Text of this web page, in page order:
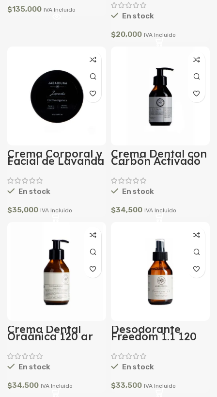
$135,000 IVA Incluido
En stock
$20,000 IVA Incluido
Crema Corporal y
Facial de Lavanda
30 gr
En stock
$35,000 IVA Incluido
Crema Dental con
Carbón Activado
120 gr
En stock
$34,500 IVA Incluido
Crema Dental
Orgánica 120 gr
En stock
$34,500 IVA Incluido
Desodorante
Freedom 1.1 120
ml
En stock
$33,500 IVA Incluido